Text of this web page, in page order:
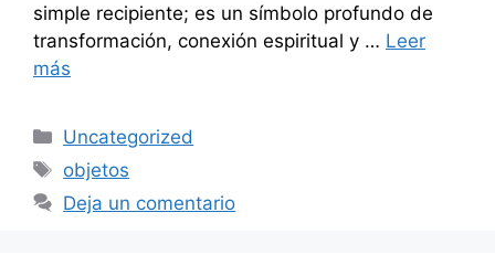
simple recipiente; es un símbolo profundo de
transformación, conexión espiritual y … Leer
más
Categorías
Uncategorized
Etiquetas
objetos
Deja un comentario